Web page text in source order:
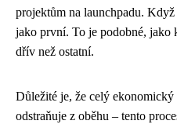
projektům na launchpadu.
jako první. To je podobné, jako
dřív než ostatní.
Důležité je, že celý
odstraňuje z oběhu – tento